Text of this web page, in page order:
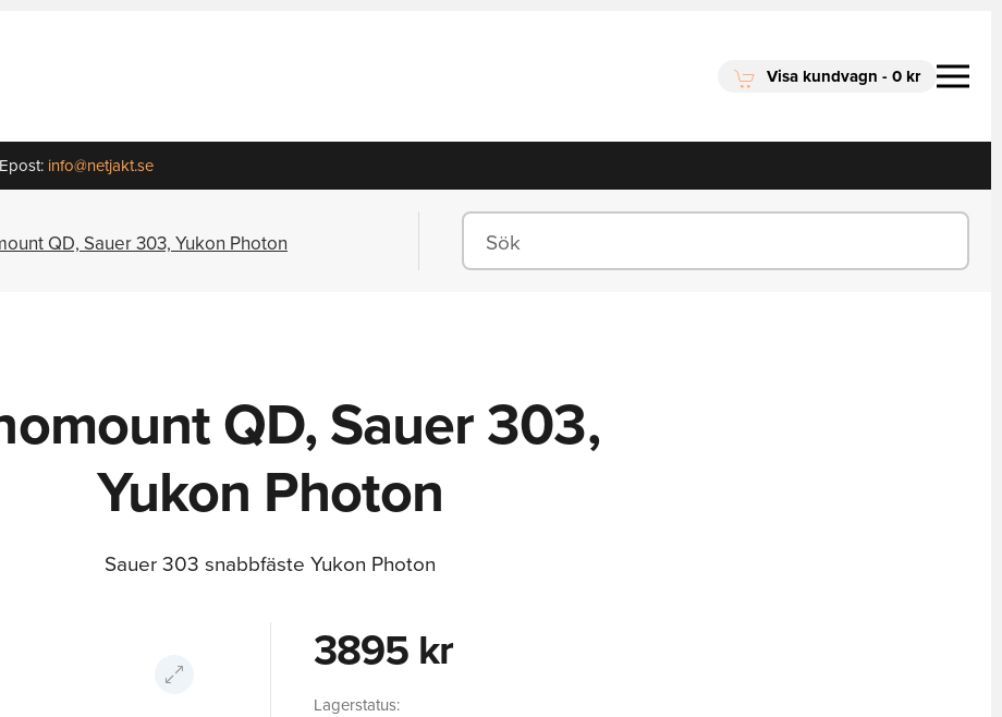
Visa kundvagn - 0 kr
info@netjakt.se
QD, Sauer 303, Yukon Photon
QD, Sauer 303,
Yukon Photon
Sauer 303 snabbfäste Yukon Photon
3895 kr
Lagerstatus: